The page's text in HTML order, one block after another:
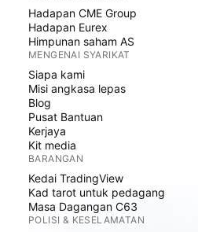
Hadapan CME Group
Hadapan Eurex
Himpunan saham AS
MENGENAI SYARIKAT
Siapa kami
Misi angkasa lepas
Blog
Pusat Bantuan
Kerjaya
Kit media
BARANGAN
Kedai TradingView
Kad tarot untuk pedagang
Masa Dagangan C63
POLISI & KESELAMATAN